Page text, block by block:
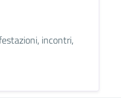
incontri,